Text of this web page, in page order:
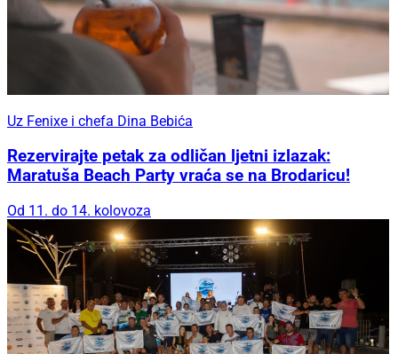
Uz Fenixe i chefa Dina Bebića
Rezervirajte petak za odličan ljetni izlazak:
Maratuša Beach Party vraća se na Brodaricu!
Od 11. do 14. kolovoza